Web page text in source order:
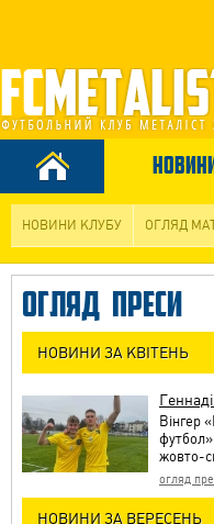
НОВИНИ КЛУБУ ОГЛЯД
ОГЛЯД ПРЕСИ
НОВИНИ ЗА КВІТЕНЬ
Вінгер
жовто-
огляд
НОВИНИ ЗА ВЕРЕСЕНЬ